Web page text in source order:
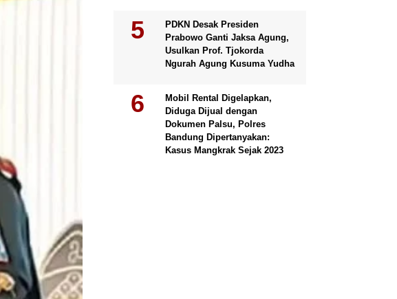
PDKN Desak Presiden
Prabowo Ganti Jaksa Agung,
Usulkan Prof. Tjokorda
Ngurah Agung Kusuma Yudha
Mobil Rental Digelapkan,
Diduga Dijual dengan
Dokumen Palsu, Polres
Bandung Dipertanyakan:
Kasus Mangkrak Sejak 2023